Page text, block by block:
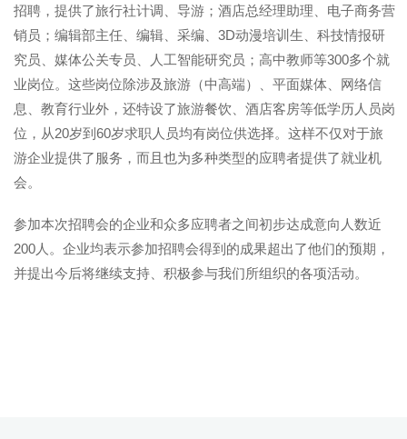
招聘，提供了旅行社计调、导游；酒店总经理助理、电子商务营
销员；编辑部主任、编辑、采编、3D动漫培训生、科技情报研
究员、媒体公关专员、人工智能研究员；高中教师等300多个就
业岗位。这些岗位除涉及旅游（中高端）、平面媒体、网络信
息、教育行业外，还特设了旅游餐饮、酒店客房等低学历人员岗
位，从20岁到60岁求职人员均有岗位供选择。这样不仅对于旅
游企业提供了服务，而且也为多种类型的应聘者提供了就业机
会。
参加本次招聘会的企业和众多应聘者之间初步达成意向人数近
200人。企业均表示参加招聘会得到的成果超出了他们的预期，
并提出今后将继续支持、积极参与我们所组织的各项活动。